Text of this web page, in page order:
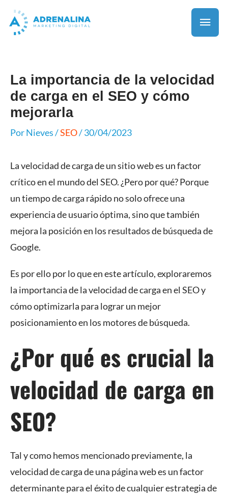
La importancia de la velocidad
de carga en el SEO y cómo
mejorarla
PorNieves/SEO/30/04/2023
La velocidad de carga de un sitio web es un factor
crítico en el mundo del SEO. ¿Pero por qué? Porque
un tiempo de carga rápido no solo ofrece una
experiencia de usuario óptima, sino que también
mejora la posición en los resultados de búsqueda de
Google.
Es por ello por lo que en este artículo, exploraremos
la importancia de la velocidad de carga en el SEO y
cómo optimizarla para lograr un mejor
posicionamiento en los motores de búsqueda.
¿Por qué es crucial la
velocidad de carga en
SEO?
Tal y como hemos mencionado previamente, la
velocidad de carga de una página web es un factor
determinante para el éxito de cualquier estrategia de